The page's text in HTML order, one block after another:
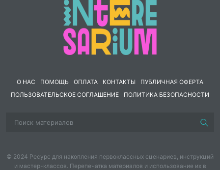
О НАС ПОМОЩЬ ОПЛАТА КОНТАКТЫ
ПУБЛИЧНАЯ ОФЕРТА
ПОЛЬЗОВАТЕЛЬСКОЕ СОГЛАШЕНИЕ
ПОЛИТИКА БЕЗОПАСНОСТИ
© 2024 Ресурс для накопления первоклассных сценариев, инструкций
и мастер-классов. Перепечатка материалов и использование их в